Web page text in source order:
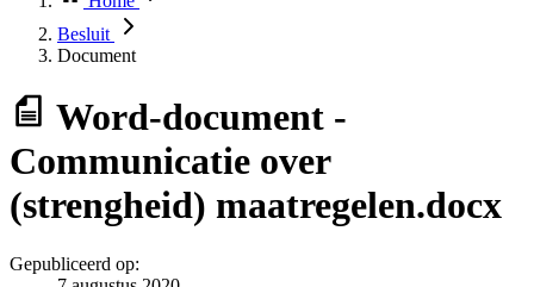
Bekijk per bestuursorgaan
Besluit
Document
Word-document -
Communicatie over
(strengheid) maatregelen.docx
Gepubliceerd op: